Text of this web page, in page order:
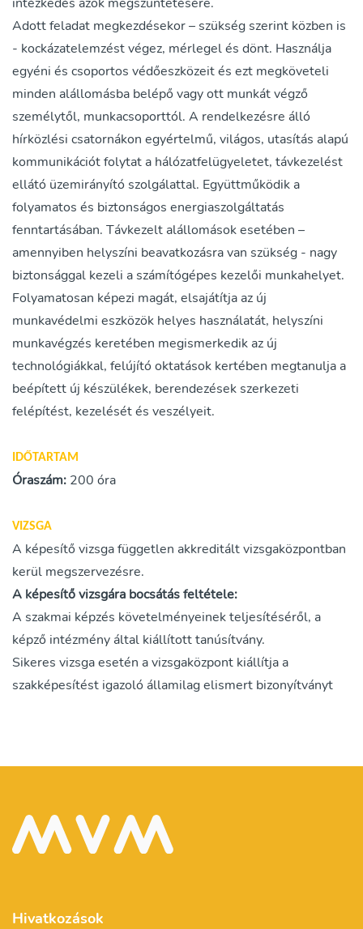
Adott feladat megkezdésekor – szükség szerint közben is
- kockázatelemzést végez, mérlegel és dönt. Használja
egyéni és csoportos védőeszközeit és ezt megköveteli
minden alállomásba belépő vagy ott munkát végző
személytől, munkacsoporttól. A rendelkezésre álló
hírközlési csatornákon egyértelmű, világos, utasítás alapú
kommunikációt folytat a hálózatfelügyeletet, távkezelést
ellátó üzemirányító szolgálattal. Együttműködik a
folyamatos és biztonságos energiaszolgáltatás
fenntartásában. Távkezelt alállomások esetében –
amennyiben helyszíni beavatkozásra van szükség - nagy
biztonsággal kezeli a számítógépes kezelői munkahelyet.
Folyamatosan képezi magát, elsajátítja az új
munkavédelmi eszközök helyes használatát, helyszíni
munkavégzés keretében megismerkedik az új
technológiákkal, felújító oktatások kertében megtanulja a
beépített új készülékek, berendezések szerkezeti
felépítést, kezelését és veszélyeit.
IDŐTARTAM
Óraszám: 200 óra
VIZSGA
A képesítő vizsga független akkreditált vizsgaközpontban
kerül megszervezésre.
A képesítő vizsgára bocsátás feltétele:
A szakmai képzés követelményeinek teljesítéséről, a
képző intézmény által kiállított tanúsítvány.
Sikeres vizsga esetén a vizsgaközpont kiállítja a
szakképesítést igazoló államilag elismert bizonyítványt
Hivatkozások